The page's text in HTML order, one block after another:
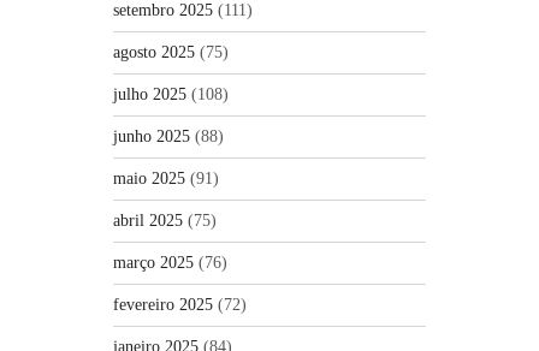
setembro 2025 (111)
agosto 2025 (75)
julho 2025 (108)
junho 2025 (88)
maio 2025 (91)
abril 2025 (75)
março 2025 (76)
fevereiro 2025 (72)
janeiro 2025 (84)